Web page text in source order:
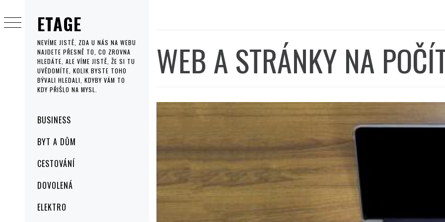
ETAGE
NEVÍME JISTĚ, ZDA U NÁS NA WEBU
NAJDETE PŘESNĚ TO, CO ZROVNA
HLEDÁTE, ALE VÍME JISTĚ, ŽE SI TU
UVĚDOMÍTE, KOLIK BYSTE TOHO
BÝVALI HLEDALI, KDYBY VÁM TO
KDY PŘIŠLO NA MYSL.
MenuBUSINESS
BYT A DŮM
CESTOVÁNÍ
DOVOLENÁ
ELEKTRO
to
content
WEB A STRÁNKY NA